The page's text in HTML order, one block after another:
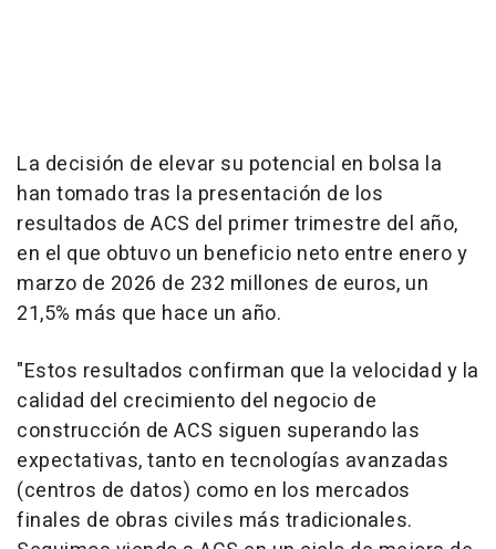
La decisión de elevar su potencial en bolsa la
han tomado tras la presentación de los
resultados de ACS del primer trimestre del año,
en el que obtuvo un beneficio neto entre enero y
marzo de 2026 de 232 millones de euros, un
21,5% más que hace un año.
"Estos resultados confirman que la velocidad y la
calidad del crecimiento del negocio de
construcción de ACS siguen superando las
expectativas, tanto en tecnologías avanzadas
(centros de datos) como en los mercados
finales de obras civiles más tradicionales.